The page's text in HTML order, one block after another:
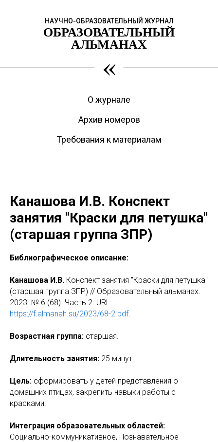
НАУЧНО-ОБРАЗОВАТЕЛЬНЫЙ ЖУРНАЛ
ОБРАЗОВАТЕЛЬНЫЙ
АЛЬМАНАХ
«
О журнале
Архив номеров
Требования к материалам
Канашова И.В. Конспект
занятия "Краски для петушка"
(старшая группа ЗПР)
Библиографическое описание:
Канашова И.В. Конспект занятия "Краски для петушка"
(старшая группа ЗПР) // Образовательный альманах.
2023. № 6 (68). Часть 2. URL:
https://f.almanah.su/2023/68-2.pdf.
Возрастная группа: старшая.
Длительность занятия: 25 минут.
Цель: сформировать у детей представления о
домашних птицах, закрепить навыки работы с
красками.
Интеграция образовательных областей:
Социально-коммуникативное, Познавательное